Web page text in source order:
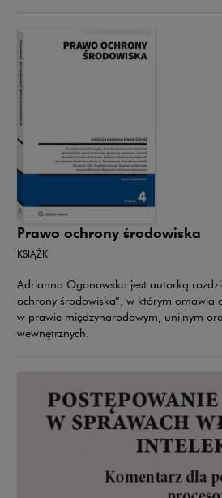
Prawo ochrony środowiska
KSIĄŻKI
Adrianna Ogonowska jest autorką
ochrony środowiska”, w którym omawia
w prawie międzynarodowym, unijnym
wewnętrznych.